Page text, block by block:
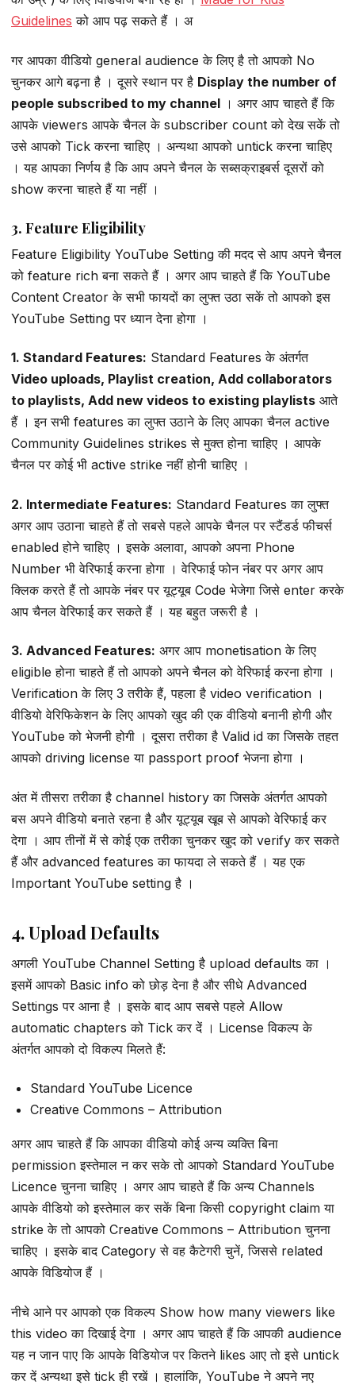
Guidelines को आप पढ़ सकते हैं । अ
गर आपका वीडियो general audience के लिए है तो आपको No
चुनकर आगे बढ़ना है । दूसरे स्थान पर है Display the number of
people subscribed to my channel । अगर आप चाहते हैं कि
आपके viewers आपके चैनल के subscriber count को देख सकें तो
उसे आपको Tick करना चाहिए । अन्यथा आपको untick करना चाहिए
। यह आपका निर्णय है कि आप अपने चैनल के सब्सक्राइबर्स दूसरों को
show करना चाहते हैं या नहीं ।
3. Feature Eligibility
Feature Eligibility YouTube Setting की मदद से आप अपने चैनल
को feature rich बना सकते हैं । अगर आप चाहते हैं कि YouTube
Content Creator के सभी फायदों का लुफ्त उठा सकें तो आपको इस
YouTube Setting पर ध्यान देना होगा ।
1. Standard Features: Standard Features के अंतर्गत
Video uploads, Playlist creation, Add collaborators
to playlists, Add new videos to existing playlists आते
हैं । इन सभी features का लुफ्त उठाने के लिए आपका चैनल active
Community Guidelines strikes से मुक्त होना चाहिए । आपके
चैनल पर कोई भी active strike नहीं होनी चाहिए ।
2. Intermediate Features: Standard Features का लुफ्त
अगर आप उठाना चाहते हैं तो सबसे पहले आपके चैनल पर स्टैंडर्ड फीचर्स
enabled होने चाहिए । इसके अलावा, आपको अपना Phone
Number भी वेरिफाई करना होगा । वेरिफाई फोन नंबर पर अगर आप
क्लिक करते हैं तो आपके नंबर पर यूट्यूब Code भेजेगा जिसे enter करके
आप चैनल वेरिफाई कर सकते हैं । यह बहुत जरूरी है ।
3. Advanced Features: अगर आप monetisation के लिए
eligible होना चाहते हैं तो आपको अपने चैनल को वेरिफाई करना होगा ।
Verification के लिए 3 तरीके हैं, पहला है video verification ।
वीडियो वेरिफिकेशन के लिए आपको खुद की एक वीडियो बनानी होगी और
YouTube को भेजनी होगी । दूसरा तरीका है Valid id का जिसके तहत
आपको driving license या passport proof भेजना होगा ।
अंत में तीसरा तरीका है channel history का जिसके अंतर्गत आपको
बस अपने वीडियो बनाते रहना है और यूट्यूब खूब से आपको वेरिफाई कर
देगा । आप तीनों में से कोई एक तरीका चुनकर खुद को verify कर सकते
हैं और advanced features का फायदा ले सकते हैं । यह एक
Important YouTube setting है ।
4. Upload Defaults
अगली YouTube Channel Setting है upload defaults का ।
इसमें आपको Basic info को छोड़ देना है और सीधे Advanced
Settings पर आना है । इसके बाद आप सबसे पहले Allow
automatic chapters को Tick कर दें । License विकल्प के
अंतर्गत आपको दो विकल्प मिलते हैं:
Standard YouTube Licence
Creative Commons – Attribution
अगर आप चाहते हैं कि आपका वीडियो कोई अन्य व्यक्ति बिना
permission इस्तेमाल न कर सके तो आपको Standard YouTube
Licence चुनना चाहिए । अगर आप चाहते हैं कि अन्य Channels
आपके वीडियो को इस्तेमाल कर सकें बिना किसी copyright claim या
strike के तो आपको Creative Commons – Attribution चुनना
चाहिए । इसके बाद Category से वह कैटेगरी चुनें, जिससे related
आपके विडियोज हैं ।
नीचे आने पर आपको एक विकल्प Show how many viewers like
this video का दिखाई देगा । अगर आप चाहते हैं कि आपकी audience
यह न जान पाए कि आपके विडियोज पर कितने likes आए तो इसे untick
कर दें अन्यथा इसे tick ही रखें । हालांकि, YouTube ने अपने नए